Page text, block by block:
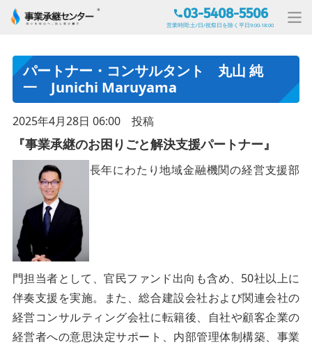
03-5408-5506
営業時間:土/日/祝祭日を除く平日9:00-18:00
パートナー・コンサルタント 丸山 純
一 Junichi Maruyama
2025年4月28日 06:00 投稿
『事業承継のお困りごと解決支援パートナー』
長年にわたり地域金融機関の経営支援部
門担当者として、官民ファンド出向も含め、50社以上に
伴奏支援を実施。また、総合建設会社および関連会社の
経営コンサルティング会社に転籍後、自社や顧客企業の
経営者への意思決定サポート、内部管理体制構築、事業